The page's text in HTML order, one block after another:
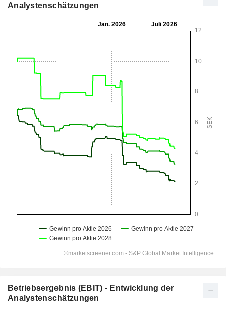
Analystenschätzungen
Betriebsergebnis (EBIT) - Entwicklung der
Analystenschätzungen